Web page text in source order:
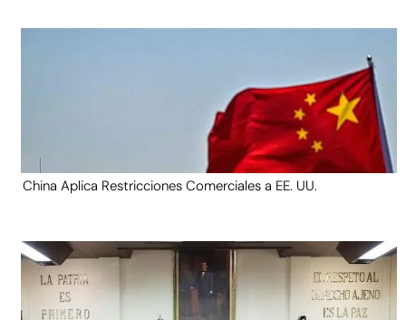
China Aplica Restricciones Comerciales a EE. UU.